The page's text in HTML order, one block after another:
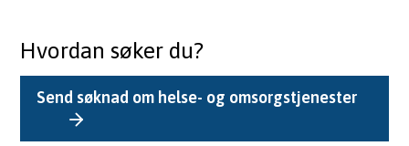
Hvordan søker du?
Send søknad om helse- og omsorgstjenester